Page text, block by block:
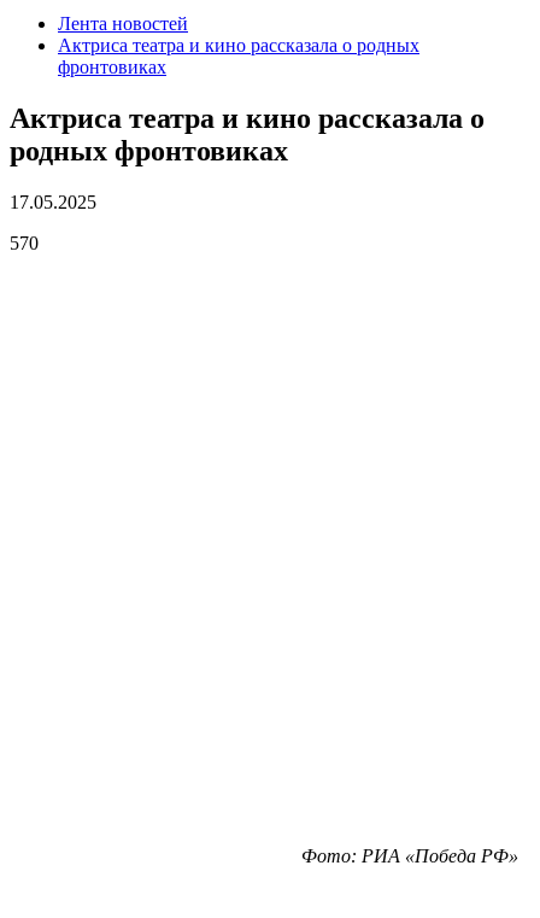
Лента новостей
Актриса театра и кино рассказала о родных
фронтовиках
Актриса театра и кино рассказала о
родных фронтовиках
17.05.2025
570
Фото: РИА «Победа РФ»